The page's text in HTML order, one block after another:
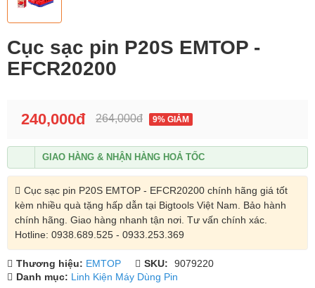
Cục sạc pin P20S EMTOP -
EFCR20200
240,000đ 264,000đ 9% GIẢM
GIAO HÀNG & NHẬN HÀNG HOẢ TỐC
Cục sạc pin P20S EMTOP - EFCR20200 chính hãng giá tốt
kèm nhiều quà tặng hấp dẫn tại Bigtools Việt Nam. Bảo hành
chính hãng. Giao hàng nhanh tận nơi. Tư vấn chính xác.
Hotline: 0938.689.525 - 0933.253.369
Thương hiệu: EMTOP SKU:
9079220
Danh mục: Linh Kiện Máy Dùng Pin